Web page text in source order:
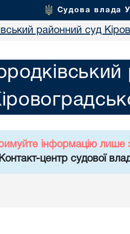
Судова влада
районний суд
інформацію лише
центр судової